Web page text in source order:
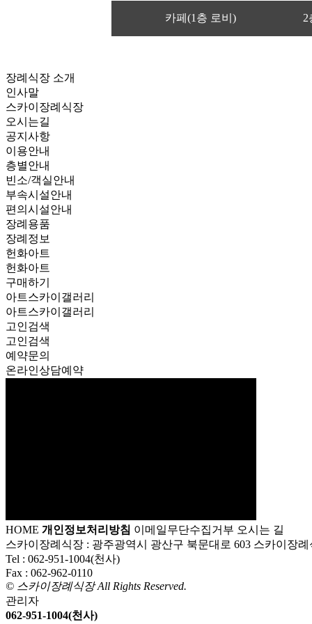
카페(1층 로비) 2
장례식장 소개
인사말
스카이장례식장
오시는길
공지사항
이용안내
층별안내
빈소/객실안내
부속시설안내
편의시설안내
장례용품
장례정보
헌화아트
헌화아트
구매하기
아트스카이갤러리
아트스카이갤러리
고인검색
고인검색
예약문의
온라인상담예약
HOME 개인정보처리방침 이메일무단수집거부 오시는 길
스카이장례식장 : 광주광역시 광산구 북문대로 603 스카이장
Tel : 062-951-1004(천사)
Fax : 062-962-0110
© 스카이장례식장 All Rights Reserved.
관리자
062-951-1004(천사)